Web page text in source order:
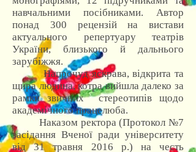
навчальними посібниками. Автор
понад 300 рецензій на вистави
актуального репертуару театрів
України, близького й дальнього
зарубіжжя.
Напрочуд яскрава, відкрита та
щира людина, котра вийшла далеко за
рамки звичних стереотипів щодо
академічного працелюба.
Наказом ректора (Протокол №7
засідання Вченої ради університету
від 31 травня 2016 р.) на честь